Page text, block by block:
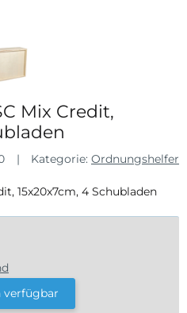
Mix Credit,
Kategorie: Ordnungshelfer
15x20x7cm, 4 Schubladen
verfügbar